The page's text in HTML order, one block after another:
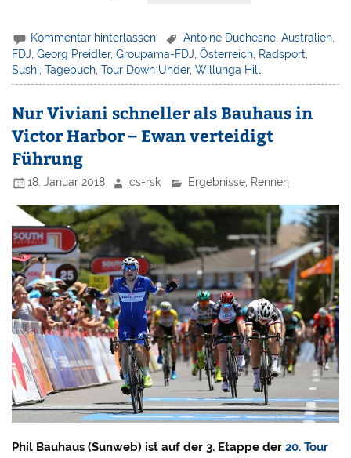
Kommentar hinterlassen Antoine Duchesne ,Australien
FDJ ,Georg Preidler,Groupama-FDJ ,Österreich Radsport
Sushi ,Tagebuch ,Tour Down Under,Willunga Hill
Nur Viviani schneller als Bauhaus in
Victor Harbor – Ewan verteidigt
Führung
18. Januar 2018 cs-rsk Ergebnisse, Rennen
Phil Bauhaus (Sunweb) ist auf der 3. Etappe der20. Tour